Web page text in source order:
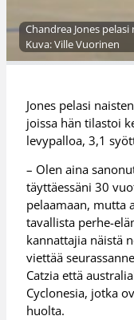
Chandrea Jones
Kuva: Ville Vuorinen
Jones pelasi
joissa hän tilastoi
levypalloa, 3,1
– Olen aina
täyttäessäni 30
pelaamaan, mutta
tavallista perhe-
kannattajia näistä
viettää
Catzia että
Cyclonesia, jotka
huolta.